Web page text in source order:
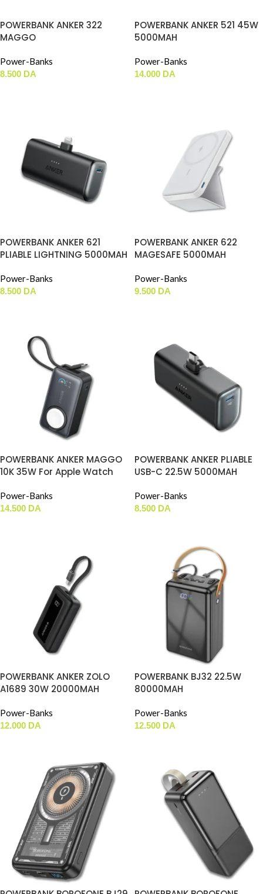
POWERBANK ANKER 322
MAGGO
Power-Banks
8.500 DA
POWERBANK ANKER 521 45W
5000MAH
Power-Banks
14.000 DA
POWERBANK ANKER 621
PLIABLE LIGHTNING 5000MAH
Power-Banks
8.500 DA
POWERBANK ANKER 622
MAGESAFE 5000MAH
Power-Banks
9.500 DA
POWERBANK ANKER MAGGO
10K 35W For Apple Watch
Power-Banks
14.500 DA
POWERBANK ANKER PLIABLE
USB-C 22.5W 5000MAH
Power-Banks
8.500 DA
POWERBANK ANKER ZOLO
A1689 30W 20000MAH
Power-Banks
12.000 DA
POWERBANK BJ32 22.5W
80000MAH
Power-Banks
12.500 DA